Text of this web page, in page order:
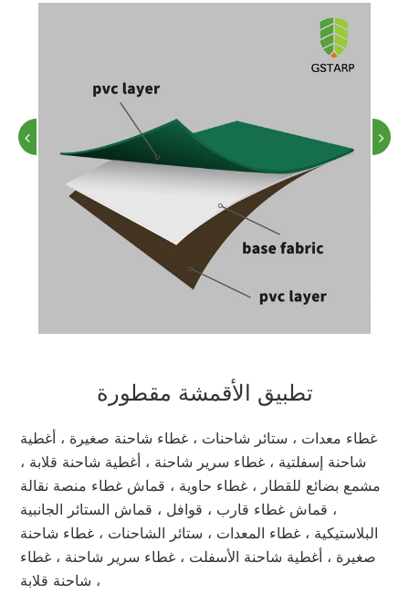
تطبيق الأقمشة مقطورة
غطاء معدات ، ستائر شاحنات ، غطاء شاحنة صغيرة ، أغطية
شاحنة إسفلتية ، غطاء سرير شاحنة ، أغطية شاحنة قلابة ،
مشمع بضائع للقطار ، غطاء حاوية ، قماش غطاء منصة نقالة
، قماش غطاء قارب ، قوافل ، قماش الستائر الجانبية
البلاستيكية ، غطاء المعدات ، ستائر الشاحنات ، غطاء شاحنة
صغيرة ، أغطية شاحنة الأسفلت ، غطاء سرير شاحنة ، غطاء
شاحنة قلابة ،